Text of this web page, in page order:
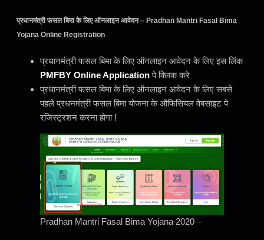
प्रधानमंत्री फसल बिमा के लिए ऑनलाइन आवेदन – Pradhan Mantri Fasal Bima
Yojana Online Registration
प्रधानमंत्री फसल बिमा के लिए ऑनलाइन आवेदन के लिए इस लिंक
PMFBY Online Applicationपे क्लिक करे
प्रधानमंत्री फसल बिमा के लिए ऑनलाइन आवेदन के लिए सबसे
पहले प्रधनमंत्री फसल बिमा योजना के ऑफिसियल वेबसाइट पे
रजिस्ट्रशन करना होगा !
Pradhan Mantri Fasal Bima Yojana 2020 –